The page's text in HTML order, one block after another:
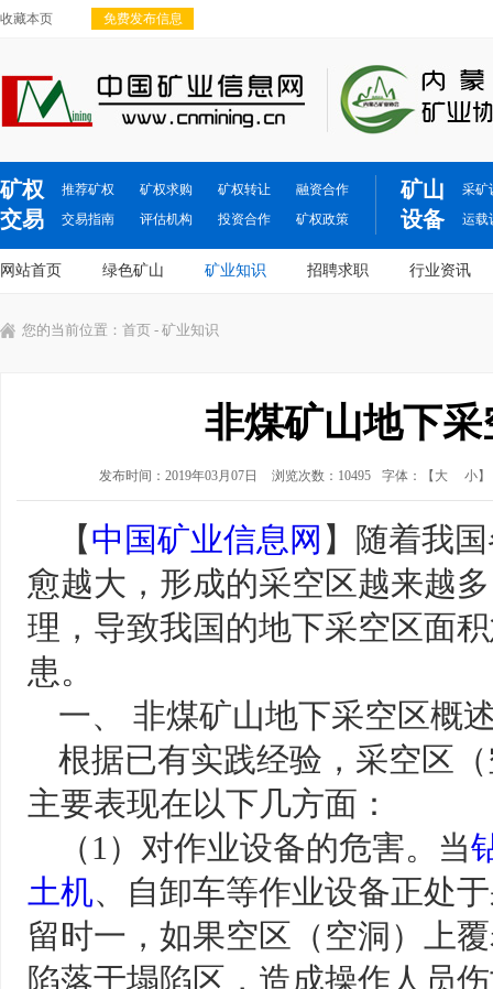
收藏本页 免费发布信息
矿权
交易
推荐矿权 矿权求购 矿权转让
融资合作
交易指南
评估机构 投资合作 矿权政策
矿山
设备
采矿
运载
网站首页 绿色矿山 矿业知识 招聘求职 行业资讯
您的当前位置： 首页 - 矿业知识
非煤矿山地下
发布时间：2019年03月07日 浏览次数：10495 字体：【 大 小】
【中国矿业信息网 】 随着我
愈越大，形成的采空区越来越
理，导致我国的地下采空区面
患。
一、 非煤矿山地下采空区概
根据已有实践经验，采空区
主要表现在以下几方面：
（1）对作业设备的危害。当
土机、自卸车等作业设备正处
留时一，如果空区（空洞）上
陷落于塌陷区，造成操作人员